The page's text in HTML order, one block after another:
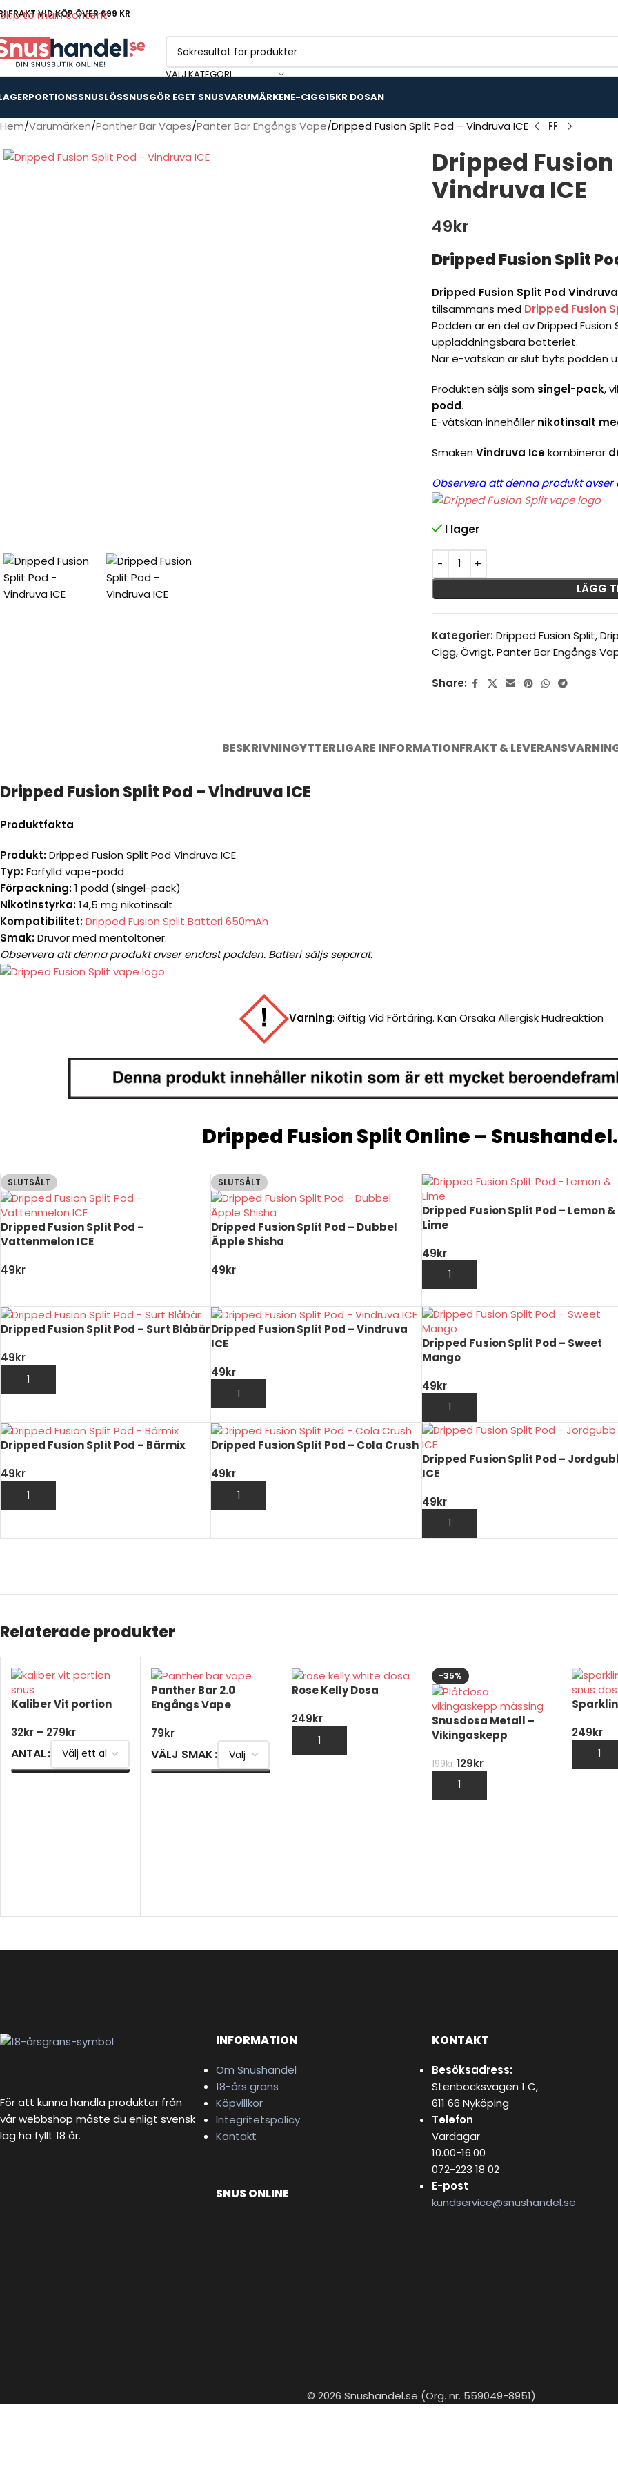
Skip to main content
FRAKT VID KÖP ÖVER 699 KR
VÄLJ KATEGORI
PORTIONSSNUSLÖSSNUSGÖR EGET SNUSVARUMÄRKENE-CIGG15KR DOSAN
Hem Varumärken Panther Bar Vapes Panter Bar Engångs Vape Dripped Fusion Split Pod – Vindruva ICE
Dripped
Vindruva ICE
49kr
Dripped Fusion Split
Dripped Fusion Split Pod Vindruva
tillsammans med Dripped Fusion
Podden är en del av Dripped
uppladdningsbara batteriet.
När e-vätskan är slut byts podden
Produkten säljs som singel-pack,
podd.
E-vätskan innehåller nikotinsalt
Smaken Vindruva Icekombinerar
Observera att denna produkt avser
I lager
LÄGG
Kategorier: Dripped Fusion Split,
Cigg,Övrigt,Panter Bar Engångs
Share:
BESKRIVNINGYTTERLIGARE INFORMATIONFRAKT & LEVERANS
Dripped Fusion Split Pod – Vindruva ICE
Produktfakta
Produkt:Dripped Fusion Split Pod Vindruva ICE
Typ:Förfylld vape-podd
Förpackning:1 podd (singel-pack)
Nikotinstyrka:14,5 mg nikotinsalt
Kompatibilitet:Dripped Fusion Split Batteri 650mAh
Smak:Druvor med mentoltoner.
Observera att denna produkt avser endast podden. Batteri säljs separat.
Varning: Giftig Vid Förtäring. Kan Orsaka Allergisk Hudreaktion
Dripped Fusion SplitOnline –
SLUTSÅLT
Dripped Fusion Split Pod –
Vattenmelon ICE
49kr
SLUTSÅLT
Dripped Fusion Split Pod – Dubbel
Äpple Shisha
49kr
Dripped Fusion Split Pod – Lemon &
Lime
49kr
LÄGG TILL I VARUKORG
Dripped Fusion Split Pod – Surt Blåbär
49kr
LÄGG TILL I VARUKORG
Dripped Fusion Split Pod – Vindruva
ICE
49kr
LÄGG TILL I VARUKORG
Dripped Fusion Split Pod – Sweet
Mango
49kr
LÄGG TILL I VARUKORG
Dripped Fusion Split Pod – Bärmix
49kr
LÄGG TILL I VARUKORG
Dripped Fusion Split Pod – Cola Crush
49kr
LÄGG TILL I VARUKORG
Dripped Fusion Split Pod –
ICE
49kr
LÄGG TILL I VARUKORG
Relaterade produkter
Kaliber Vit portion
32kr – 279kr
ANTAL
Panther Bar 2.0
Engångs Vape
79kr
VÄLJ SMAK
Rose Kelly Dosa
249kr
-35%
Snusdosa Metall –
Vikingaskepp
199kr 129kr
249kr
För att kunna handla produkter från
vår webbshop måste du enligt svensk
lag ha fyllt 18 år.
INFORMATION
Om Snushandel
18-års gräns
Köpvillkor
Integritetspolicy
Kontakt
SNUS ONLINE
KONTAKT
Besöksadress:
Stenbocksvägen 1 C,
611 66 Nyköping
Telefon
Vardagar
10.00-16.00
072-223 18 02
E-post
kundservice@snushandel.se
© 2026 Snushandel.se (Org. nr. 559049-8951)